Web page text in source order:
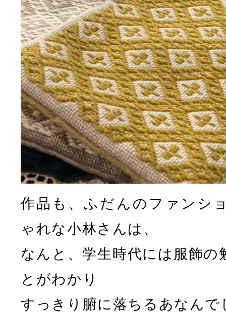
作品も、ふだんのファンシ
ゃれな小林さんは、
なんと、学生時代には服飾
とがわかり
すっきり腑に落ちるあなんで